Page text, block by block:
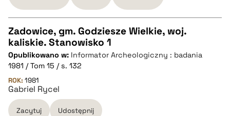
pobierz cytat
CZYSTY TEKST
pobierz cytat
BIBTEX
Zadowice, gm. Godziesze Wielkie, woj.
kaliskie. Stanowisko 1
Opublikowano w: Informator Archeologiczny : badania
1981 / Tom 15 / s. 132
ROK: 1981
Gabriel Rycel
Zacytuj Udostępnij